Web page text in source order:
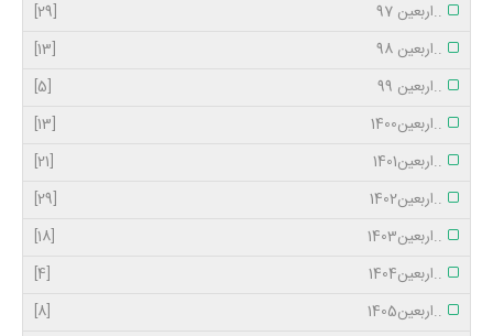
..اربعین 97
[29]
..اربعین 98
[13]
..اربعین 99
[5]
..اربعین1400
[13]
..اربعین1401
[21]
..اربعین1402
[29]
..اربعین1403
[18]
..اربعین1404
[4]
..اربعین1405
[8]